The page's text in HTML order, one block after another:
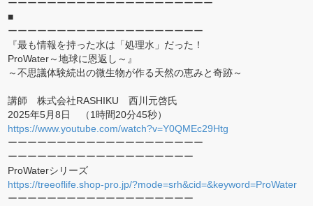
ーーーーーーーーーーーーーーーーーーーーー
■
ーーーーーーーーーーーーーーーーーーーー
『最も情報を持った水は「処理水」だった！
ProWater～地球に恩返し～』
～不思議体験続出の微生物が作る天然の恵みと奇跡～
講師 株式会社RASHIKU 西川元啓氏
2025年5月8日 （1時間20分45秒）
https://www.youtube.com/watch?v=Y0QMEc29Htg
ーーーーーーーーーーーーーーーーーーーー
ーーーーーーーーーーーーーーーーーーー
ProWaterシリーズ
https://treeoflife.shop-pro.jp/?mode=srh&cid=&keyword=ProWater
ーーーーーーーーーーーーーーーーーーー